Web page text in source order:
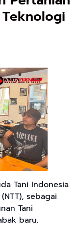
Tani Indonesia
sebagai
Tani
baru.